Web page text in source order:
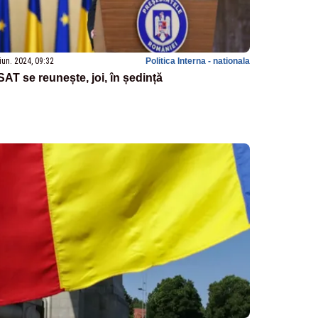
2024, 09:32 Politica Interna - nationala
se reunește, joi, în ședință